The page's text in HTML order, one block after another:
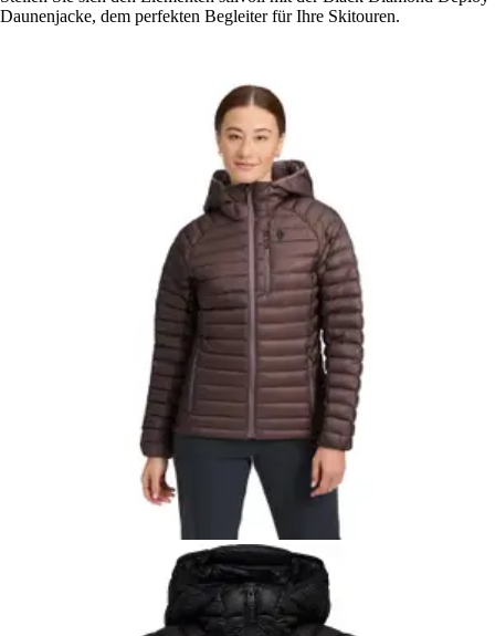
Daunenjacke, dem perfekten Begleiter für Ihre Skitouren.